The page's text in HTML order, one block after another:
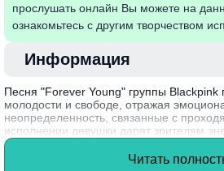
прослушать онлайн Вы можете на
ознакомьтесь с другим творчеством
Информация
Песня "Forever Young" группы Blackpink
молодости и свободе, отражая
неопределенность, связанные с
исполнении девушки дарят зрителям
создавая атмосферу беззаботности и
Лирика подчеркивает важность
Читать